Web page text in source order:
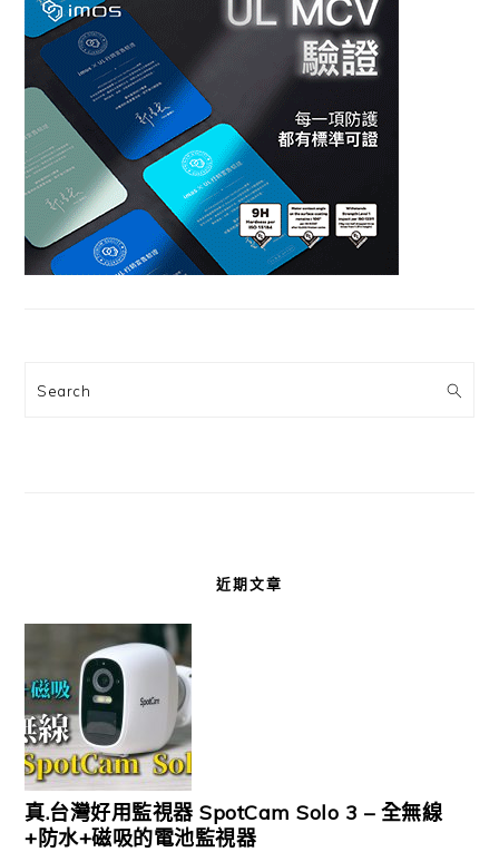
Search
近期文章
真.台灣好用監視器 SpotCam Solo 3 – 全無線
+防水+磁吸的電池監視器